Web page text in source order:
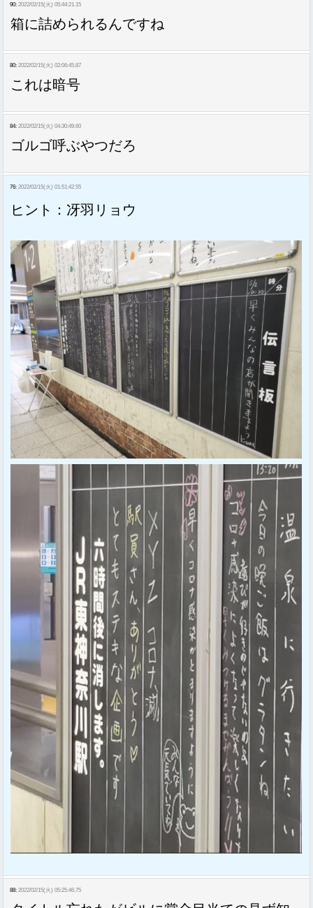
90: 2022/02/15(火) 05:44:21.15
箱に詰められるんですね
80: 2022/02/15(火) 02:06:45.87
これは暗号
84: 2022/02/15(火) 04:30:49.60
ゴルゴ呼ぶやつだろ
76: 2022/02/15(火) 01:51:42.55
ヒント：冴羽リョウ
88: 2022/02/15(火) 05:25:46.75